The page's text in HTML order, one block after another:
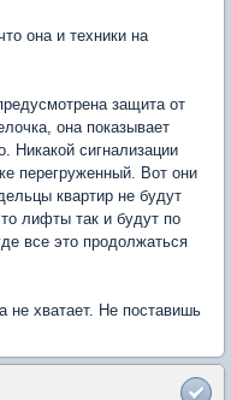
она и техники на
защита от
она показывает
Никакой сигнализации
перегруженный. Вот они
квартир не будут
лифты так и будут по
все это продолжаться
не хватает. Не поставишь